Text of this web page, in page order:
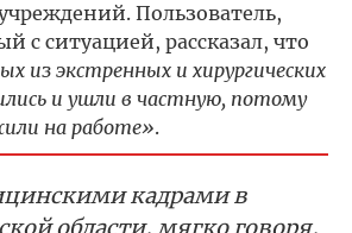
Пользователь,
с ситуацией, рассказал, что
из экстренных и хирургических
и ушли в частную, потому
на работе».
кадрами в